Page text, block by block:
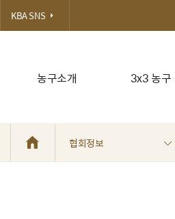
농구소개 3x3 농구
KBA SNS
협회정보